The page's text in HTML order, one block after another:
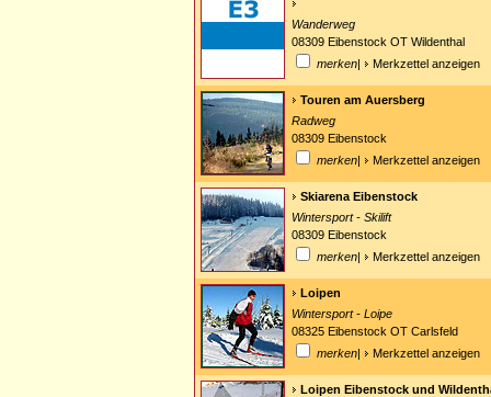
Wanderweg
08309 Eibenstock OT Wildenthal
merken| Merkzettel anzeigen
Touren am Auersberg
Radweg
08309 Eibenstock
merken| Merkzettel anzeigen
Skiarena Eibenstock
Wintersport - Skilift
08309 Eibenstock
merken| Merkzettel anzeigen
Loipen
Wintersport - Loipe
08325 Eibenstock OT Carlsfeld
merken| Merkzettel anzeigen
Loipen Eibenstock und